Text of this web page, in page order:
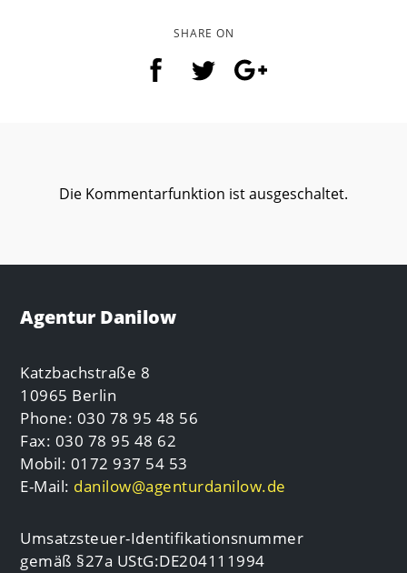
SHARE ON
Die Kommentarfunktion ist ausgeschaltet.
Agentur Danilow
Katzbachstraße 8
10965 Berlin
Phone: 030 78 95 48 56
Fax: 030 78 95 48 62
Mobil: 0172 937 54 53
E-Mail: danilow@agenturdanilow.de
Umsatzsteuer-Identifikationsnummer
gemäß §27a UStG:DE204111994